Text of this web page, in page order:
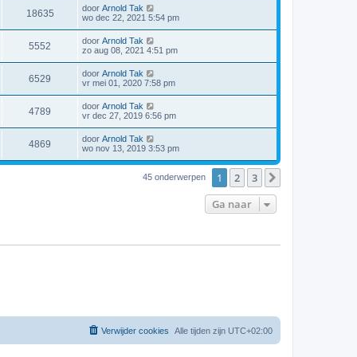
18635 door Arnold Tak
wo dec 22, 2021 5:54 pm
5552 door Arnold Tak
zo aug 08, 2021 4:51 pm
6529 door Arnold Tak
vr mei 01, 2020 7:58 pm
4789 door Arnold Tak
vr dec 27, 2019 6:56 pm
4869 door Arnold Tak
wo nov 13, 2019 3:53 pm
45 onderwerpen 1 2 3
Ga naar
Alle tijden zijn UTC+02:00
Verwijder cookies